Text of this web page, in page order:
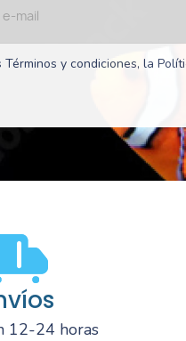
y condiciones, la
12-24 horas